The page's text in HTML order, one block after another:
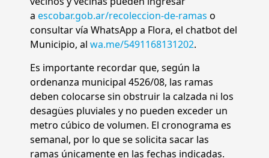
a escobar.gob.ar/recoleccion-de-ramas o
consultar vía WhatsApp a Flora, el chatbot del
Municipio, al wa.me/5491168131202.
Es importante recordar que, según la
ordenanza municipal 4526/08, las ramas
deben colocarse sin obstruir la calzada ni los
desagües pluviales y no pueden exceder un
metro cúbico de volumen. El cronograma es
semanal, por lo que se solicita sacar las
ramas únicamente en las fechas indicadas.